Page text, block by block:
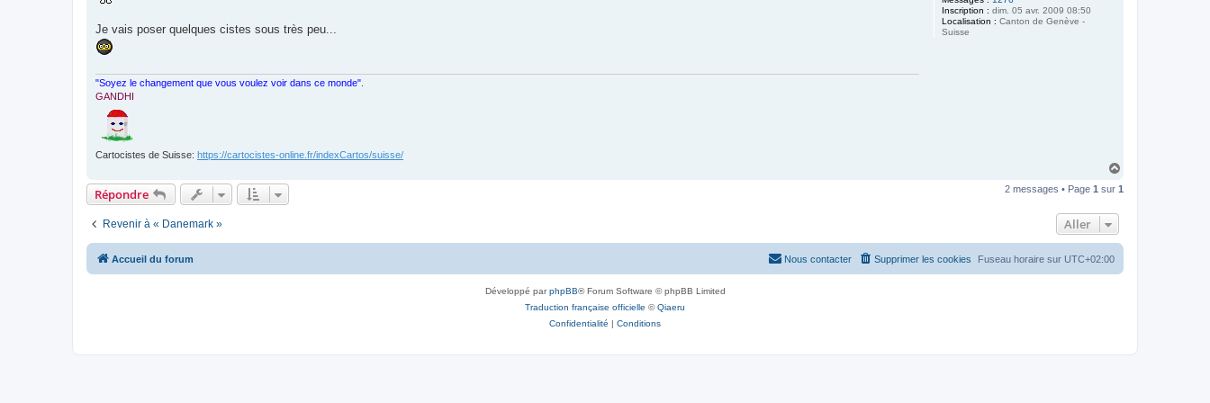
Inscription : dim. 05 avr. 2009 08:50
Localisation : Canton de Genève -
Suisse
a
e
Je vais poser quelques cistes sous très peu...
"Soyez le changement que vous voulez voir dans ce monde"
GANDHI
Cartocistes de Suisse: https://cartocistes-online.fr/indexCartos/suisse/
u
Répondre 2 messages • Page 1 sur 1
Revenir à « Danemark » Aller
Accueil du forum Fuseau horaire sur UTC+02:00
Supprimer les cookies
Nous contacter
Développé parphpBB® Forum Software © phpBB Limited
Traduction française officielle ©Qiaeru
Confidentialité | Conditions